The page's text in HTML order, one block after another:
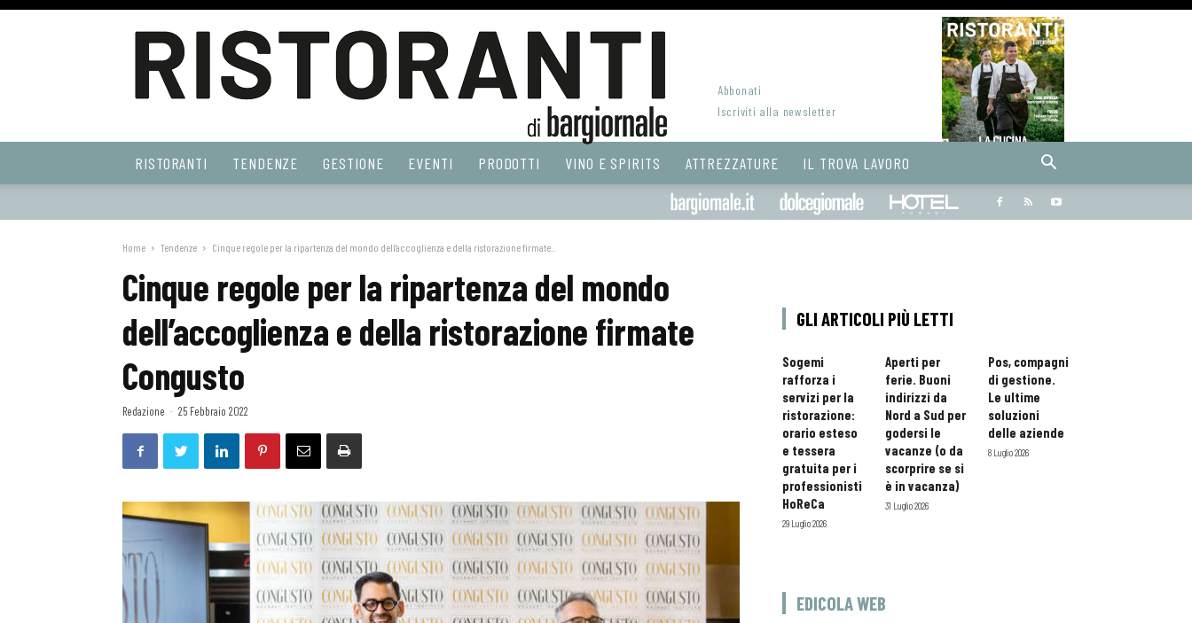
Web
Abbonati
Iscriviti alla newsletter
RISTORANTI TENDENZE GESTIONE EVENTI PRODOTTI VINO E SPIRITS ATTREZZATURE IL TROVA LAVORO
Bargiornale dolcegiornale
Home Tendenze Cinque regole per la ripartenza del mondo dell’accoglienza e della ristorazione firmate...
Cinque regole per la ripartenza del mondo
dell’accoglienza e della ristorazione firmate
Congusto
Redazione - 25 Febbraio 2022
GLI ARTICOLI PIÙ LETTI
Sogemi
rafforza i
servizi per la
ristorazione:
orario esteso
e tessera
gratuita per i
professionisti
HoReCa
29 Luglio 2026
Aperti per
ferie. Buoni
indirizzi da
Nord a Sud per
godersi le
vacanze (o da
scorprire se si
è in vacanza)
31 Luglio 2026
Pos, compagni
di gestione.
Le ultime
soluzioni
delle aziende
8 Luglio 2026
EDICOLA WEB